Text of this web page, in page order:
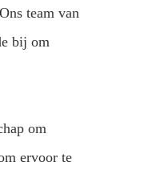
team van
bij om
om
ervoor te